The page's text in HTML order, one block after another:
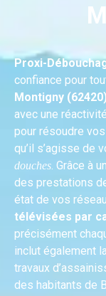
Proxi-
confiance pour
Montigny
avec une
pour résoudre
qu’il s’agisse de
douches. Grâce à
des prestations
état de vos
télévisées par
précisément
inclut également
travaux
des habitants de